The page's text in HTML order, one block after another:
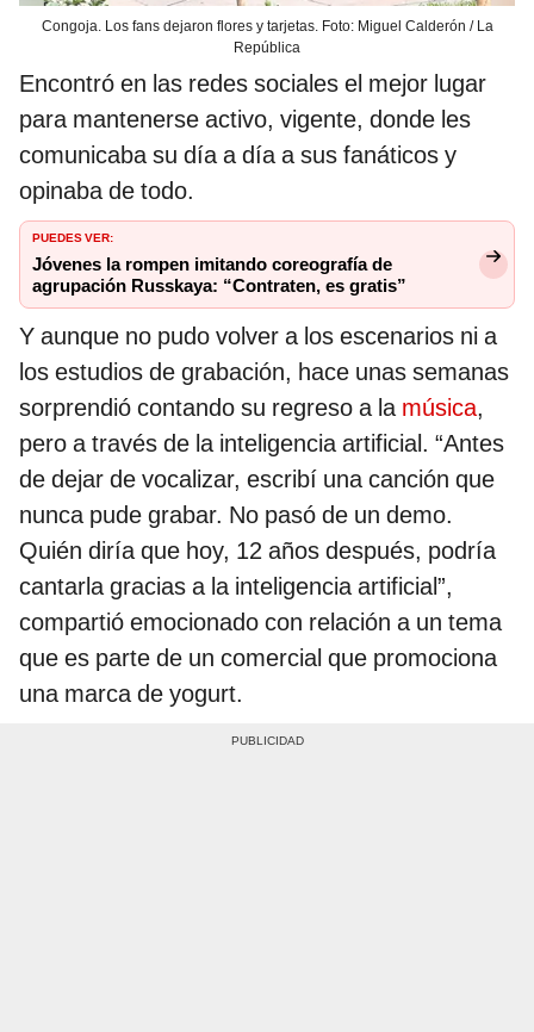
Congoja. Los fans dejaron flores y tarjetas. Foto: Miguel Calderón / La
República
Encontró en las redes sociales el mejor lugar
para mantenerse activo, vigente, donde les
comunicaba su día a día a sus fanáticos y
opinaba de todo.
PUEDES VER:
Jóvenes la rompen imitando coreografía de
agrupación Russkaya: “Contraten, es gratis”
Y aunque no pudo volver a los escenarios ni a
los estudios de grabación, hace unas semanas
sorprendió contando su regreso a la música,
pero a través de la inteligencia artificial. “Antes
de dejar de vocalizar, escribí una canción que
nunca pude grabar. No pasó de un demo.
Quién diría que hoy, 12 años después, podría
cantarla gracias a la inteligencia artificial”,
compartió emocionado con relación a un tema
que es parte de un comercial que promociona
una marca de yogurt.